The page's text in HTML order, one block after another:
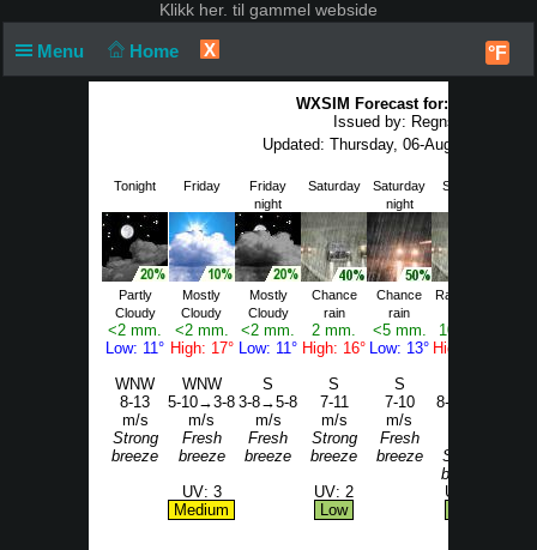
Klikk her. til gammel webside
Menu Home X °F